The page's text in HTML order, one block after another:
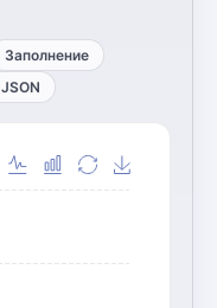
Заполнение
JSON